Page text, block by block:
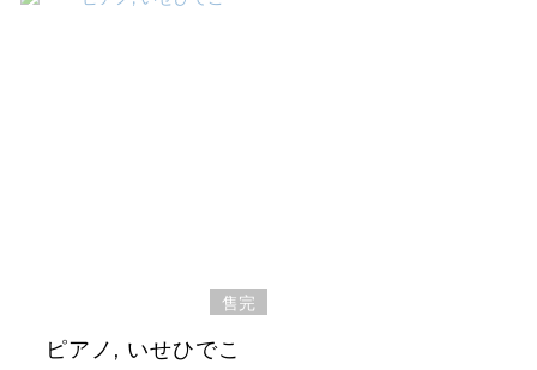
售完
ピアノ, いせひでこ